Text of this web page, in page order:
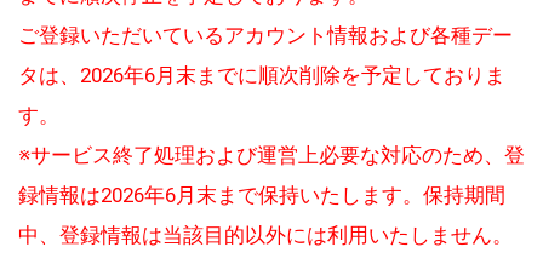
ご登録いただいているアカウント情報および各種デー
タは、2026年6月末までに順次削除を予定しておりま
す。
※サービス終了処理および運営上必要な対応のため、登
録情報は2026年6月末まで保持いたします。保持期間
中、登録情報は当該目的以外には利用いたしません。